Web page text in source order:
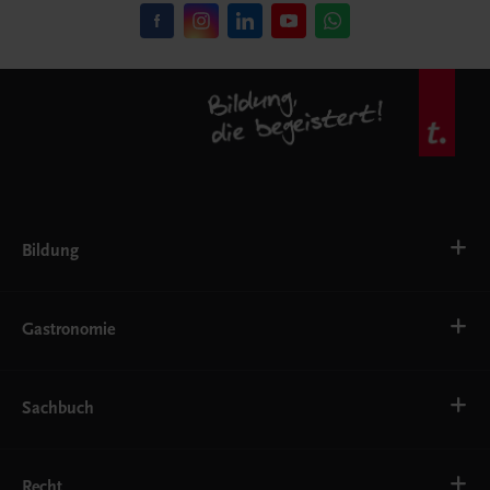
Bildung
AHS
EWF/ZWF
FW
Gastronomie
Getränke
Service
Sachbuch
Gesellschaft, Politik und Wirtschaft